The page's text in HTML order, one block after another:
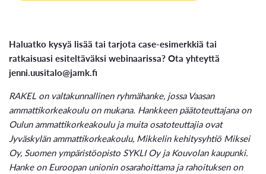
Haluatko kysyä lisää tai tarjota case-esimerkkiä tai
ratkaisuasi esiteltäväksi webinaarissa? Ota yhteyttä
jenni.uusitalo@jamk.fi
RAKEL on valtakunnallinen ryhmähanke, jossa Vaasan
ammattikorkeakoulu on mukana. Hankkeen päätoteuttajana on
Oulun ammattikorkeakoulu ja muita osatoteuttajia ovat
Jyväskylän ammattikorkeakoulu, Mikkelin kehitysyhtiö Miksei
Oy, Suomen ympäristöopisto SYKLI Oy ja Kouvolan kaupunki.
Hanke on Euroopan unionin osarahoittama ja rahoituksen on